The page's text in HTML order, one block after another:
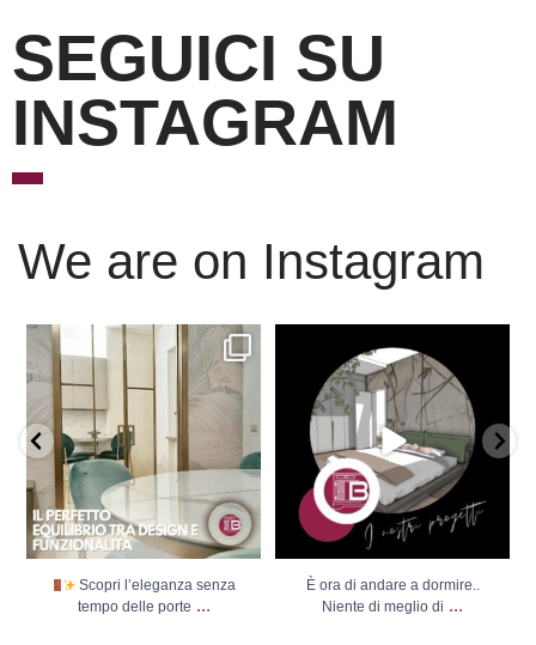
SEGUICI SU
INSTAGRAM
We are on Instagram
Scopri l’eleganza senza
tempo delle porte ...
Scopri l’eleganza senza
tempo delle porte ...
È ora di andare a dormire..
Niente di meglio di
È ora di andare a dormire..
Niente di meglio di ...